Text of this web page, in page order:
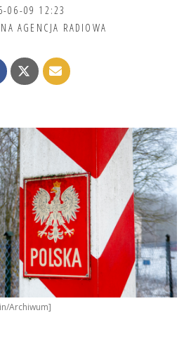
06-09 12:23
AGENCJA RADIOWA
Archiwum]